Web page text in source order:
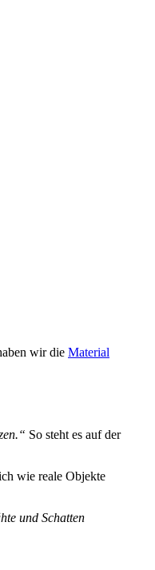
wir die Material
So steht es auf der
wie reale Objekte
und Schatten